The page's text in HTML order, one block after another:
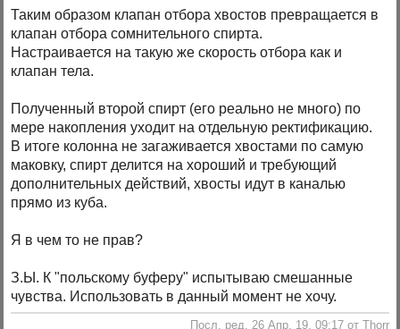
Таким образом клапан отбора хвостов превращается в
клапан отбора сомнительного спирта.
Настраивается на такую же скорость отбора как и
клапан тела.
Полученный второй спирт (его реально не много) по
мере накопления уходит на отдельную ректификацию.
В итоге колонна не загаживается хвостами по самую
маковку, спирт делится на хороший и требующий
дополнительных действий, хвосты идут в каналью
прямо из куба.
Я в чем то не прав?
З.Ы. К "польскому буферу" испытываю смешанные
чувства. Использовать в данный момент не хочу.
Посл. ред. 26 Апр. 19, 09:17 от Thorr